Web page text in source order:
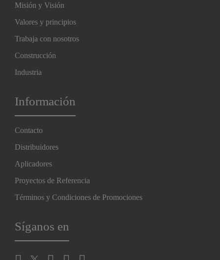
Misión y Visión
Valores y principios
Trabaja con nosotros
Construcción
Industria
Información
Contacto
Distribuidores
Aplicadores
Proyectos de Referencia
Términos y Condiciones de Promociones
Síganos en